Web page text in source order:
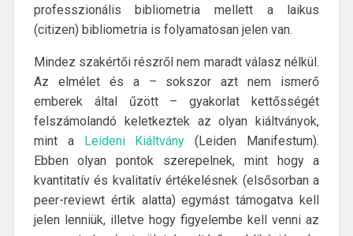
professzionális bibliometria mellett a laikus
(citizen) bibliometria is folyamatosan jelen van.
Mindez szakértői részről nem maradt válasz nélkül.
Az elmélet és a – sokszor azt nem ismerő
emberek által űzött – gyakorlat kettősségét
felszámolandó keletkeztek az olyan kiáltványok,
mint a Leideni Kiáltvány (Leiden Manifestum).
Ebben olyan pontok szerepelnek, mint hogy a
kvantitatív és kvalitatív értékelésnek (elsősorban a
peer-reviewt értik alatta) egymást támogatva kell
jelen lenniük, illetve hogy figyelembe kell venni az